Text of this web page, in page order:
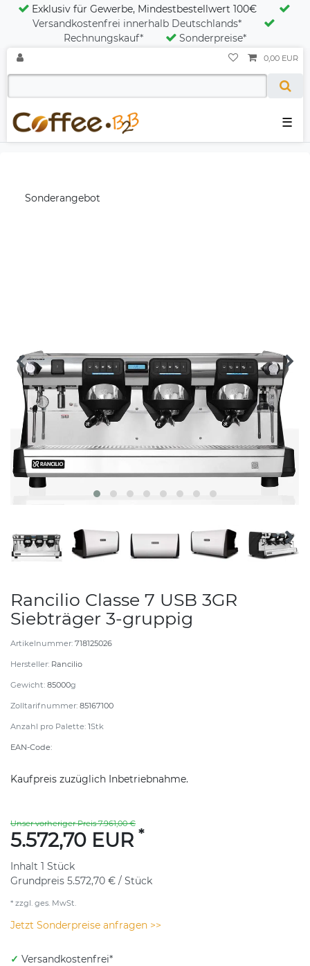
Exklusiv für Gewerbe, Mindestbestellwert 100€
Versandkostenfrei innerhalb Deutschlands*
Rechnungskauf*
Sonderpreise*
☰
0,00 EUR
Sonderangebot
Rancilio Classe 7 USB 3GR
Siebträger 3-gruppig
Artikelnummer: 718125026
Hersteller: Rancilio
Gewicht: 85000g
Zolltarifnummer: 85167100
Anzahl pro Palette: 1Stk
EAN-Code:
Kaufpreis zuzüglich Inbetriebnahme.
Unser vorheriger Preis 7.961,00 €
5.572,70 EUR *
Inhalt 1 Stück
Grundpreis 5.572,70 € / Stück
* zzgl. ges. MwSt.
Jetzt Sonderpreise anfragen >>
✓ Versandkostenfrei*